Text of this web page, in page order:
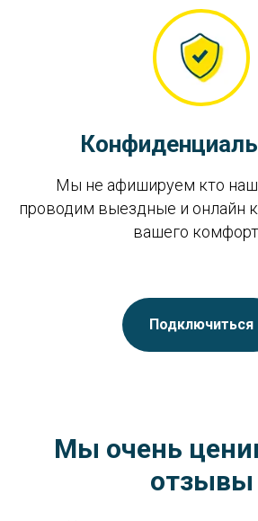
Мы не афишируем кто
проводим выездные и онлайн
вашего
Подключиться
Мы очень
отзывы